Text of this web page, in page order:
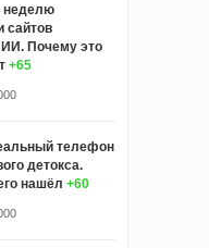
неделю
сайтов
Почему это
+65
телефон
детокса.
нашёл +60